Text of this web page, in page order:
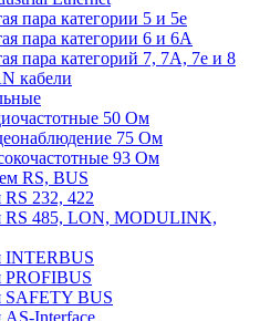
пара категории 5 и 5е
пара категории 6 и 6A
пара категорий 7, 7А, 7е и 8
кабели
50 Ом
75 Ом
93 Ом
RS, BUS
232, 422
RS 485, LON, MODULINK,
INTERBUS
PROFIBUS
SAFETY BUS
AS-Interface